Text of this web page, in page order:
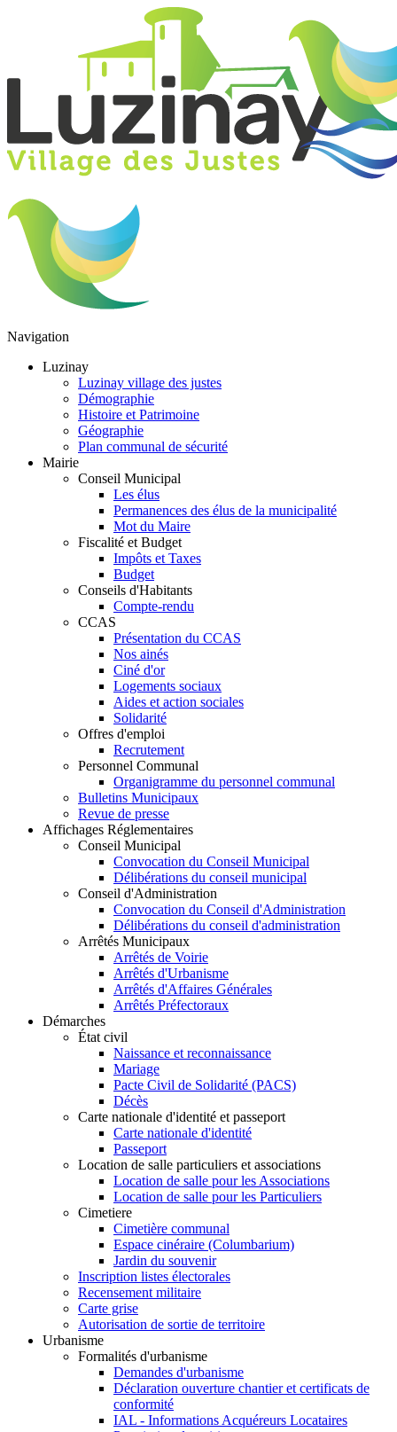
Navigation
Luzinay
Luzinay village des justes
Démographie
Histoire et Patrimoine
Géographie
Plan communal de sécurité
Mairie
Conseil Municipal
Les élus
Permanences des élus de la municipalité
Mot du Maire
Fiscalité et Budget
Impôts et Taxes
Budget
Conseils d'Habitants
Compte-rendu
CCAS
Présentation du CCAS
Nos ainés
Ciné d'or
Logements sociaux
Aides et action sociales
Solidarité
Offres d'emploi
Recrutement
Personnel Communal
Organigramme du personnel communal
Bulletins Municipaux
Revue de presse
Affichages Réglementaires
Conseil Municipal
Convocation du Conseil Municipal
Délibérations du conseil municipal
Conseil d'Administration
Convocation du Conseil d'Administration
Délibérations du conseil d'administration
Arrêtés Municipaux
Arrêtés de Voirie
Arrêtés d'Urbanisme
Arrêtés d'Affaires Générales
Arrêtés Préfectoraux
Démarches
État civil
Naissance et reconnaissance
Mariage
Pacte Civil de Solidarité (PACS)
Décès
Carte nationale d'identité et passeport
Carte nationale d'identité
Passeport
Location de salle particuliers et associations
Location de salle pour les Associations
Location de salle pour les Particuliers
Cimetiere
Cimetière communal
Espace cinéraire (Columbarium)
Jardin du souvenir
Inscription listes électorales
Recensement militaire
Carte grise
Autorisation de sortie de territoire
Urbanisme
Formalités d'urbanisme
Demandes d'urbanisme
Déclaration ouverture chantier et certificats de
conformité
IAL - Informations Acquéreurs Locataires